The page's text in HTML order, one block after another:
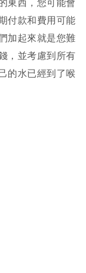
東西，您可能會
付款和費用可能
加起來就是您難
，並考慮到所有
的水已經到了喉